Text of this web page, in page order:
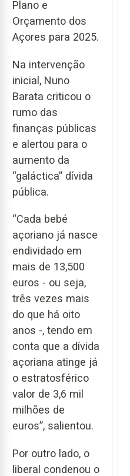
Plano e
Orçamento dos
Açores para 2025.
Na intervenção
inicial, Nuno
Barata criticou o
rumo das
finanças públicas
e alertou para o
aumento da
“galáctica” dívida
pública.
“Cada bebé
açoriano já nasce
endividado em
mais de 13,500
euros - ou seja,
três vezes mais
do que há oito
anos -, tendo em
conta que a dívida
açoriana atinge já
o estratosférico
valor de 3,6 mil
milhões de
euros”, salientou.
Por outro lado, o
liberal condenou o